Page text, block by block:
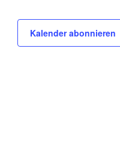
Kalender abonnieren